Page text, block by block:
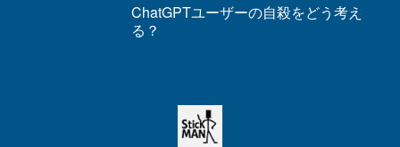
ChatGPTユーザーの自殺をどう考え
る？